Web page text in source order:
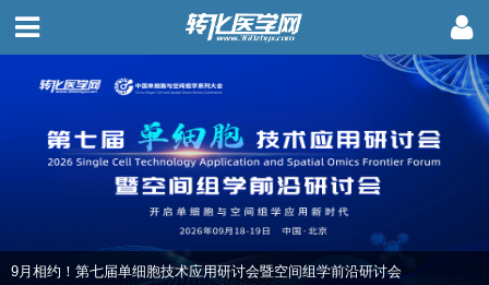
9月相约！第七届单细胞技术应用研讨会暨空间组学前沿研讨会